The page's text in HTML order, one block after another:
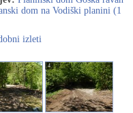
dom na Vodiški planini (1
izleti
4